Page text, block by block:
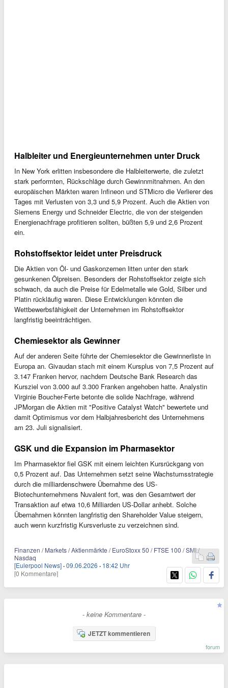
Halbleiter und Energieunternehmen unter Druck
In New York erlitten insbesondere die Halbleiterwerte, die zuletzt
stark performten, Rückschläge durch Gewinnmitnahmen. An den
europäischen Märkten waren Infineon und STMicro die Verlierer des
Tages mit Verlusten von 3,3 und 5,9 Prozent. Auch die Aktien von
Siemens Energy und Schneider Electric, die von der steigenden
Energienachfrage profitieren sollten, büßten 5,9 und 2,6 Prozent
ein.
Rohstoffsektor leidet unter Preisdruck
Die Aktien von Öl- und Gaskonzernen litten unter den stark
gesunkenen Ölpreisen. Besonders der Rohstoffsektor zeigte sich
schwach, da auch die Preise für Edelmetalle wie Gold, Silber und
Platin rückläufig waren. Diese Entwicklungen könnten die
Wettbewerbsfähigkeit der Unternehmen im Rohstoffsektor
langfristig beeinträchtigen.
Chemiesektor als Gewinner
Auf der anderen Seite führte der Chemiesektor die Gewinnerliste in
Europa an. Givaudan stach mit einem Kursplus von 7,5 Prozent auf
3.147 Franken hervor, nachdem Deutsche Bank Research das
Kursziel von 3.000 auf 3.300 Franken angehoben hatte. Analystin
Virginie Boucher-Ferte betonte die solide Nachfrage, während
JPMorgan die Aktien mit "Positive Catalyst Watch" bewertete und
damit Optimismus vor dem Halbjahresbericht des Unternehmens
am 23. Juli signalisiert.
GSK und die Expansion im Pharmasektor
Im Pharmasektor fiel GSK mit einem leichten Kursrückgang von
0,5 Prozent auf. Das Unternehmen setzt seine Wachstumsstrategie
durch die milliardenschwere Übernahme des US-
Biotechunternehmens Nuvalent fort, was den Gesamtwert der
Transaktion auf etwa 10,6 Milliarden US-Dollar anhebt. Solche
Übernahmen könnten langfristig den Shareholder Value steigern,
auch wenn kurzfristig Kursverluste zu verzeichnen sind.
Finanzen / Markets / Aktienmärkte / EuroStoxx 50 / FTSE 100 / SMI /
Nasdaq
[Eulerpool News] ·09.06.2026 · 18:42 Uhr
[0 Kommentare]
- keine Kommentare -
JETZT kommentieren
forum